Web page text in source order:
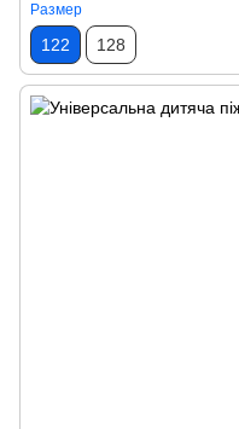
Размер
122 128